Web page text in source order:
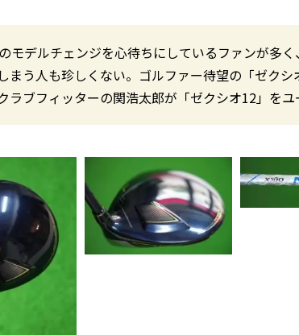
モデルチェンジを心待ちにしているファンが多
まう人も珍しくない。ゴルファー待望の「ゼク
ラブフィッターの関浩太郎が「ゼクシオ12」をユ